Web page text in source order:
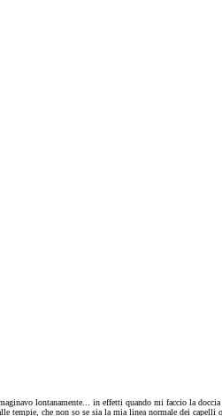
lontanamente... in effetti quando mi faccio la
che non so se sia la mia linea normale dei capelli o